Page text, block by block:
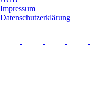
Impressum
Datenschutzerklärung